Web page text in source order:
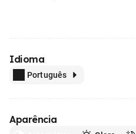
Idioma
Português
Aparência